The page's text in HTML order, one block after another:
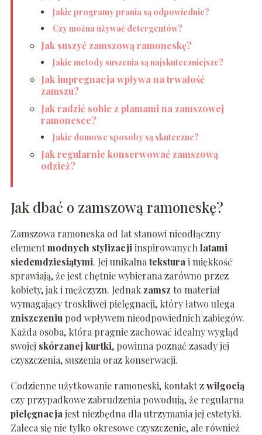
Jakie programy prania są odpowiednie?
Czy można używać detergentów?
Jak suszyć zamszową ramoneskę?
Jakie metody suszenia są najskuteczniejsze?
Jak impregnacja wpływa na trwałość
zamszu?
Jak radzić sobie z plamami na zamszowej
ramonesce?
Jakie domowe sposoby są skuteczne?
Jak regularnie konserwować zamszową
odzież?
Jak dbać o zamszową ramoneskę?
Zamszowa ramoneska od lat stanowi nieodłączny
elementmodnych stylizacjiinspirowanychlatami
siedemdziesiątymi. Jej unikalnateksturai miękkość
sprawiają, że jest chętnie wybierana zarówno przez
kobiety, jak i mężczyzn. Jednak zamsz to materiał
wymagający troskliwej pielęgnacji, który łatwo ulega
zniszczeniupod wpływem nieodpowiednich zabiegów.
Każda osoba, która pragnie zachować idealny wygląd
swojej skórzanej kurtki, powinna poznać zasady jej
czyszczenia, suszenia oraz konserwacji.
Codzienne użytkowanie ramoneski, kontakt zwilgocią
czy przypadkowe zabrudzenia powodują, że regularna
pielęgnacjajest niezbędna dla utrzymania jej estetyki.
Zaleca się nie tylko okresowe czyszczenie, ale również